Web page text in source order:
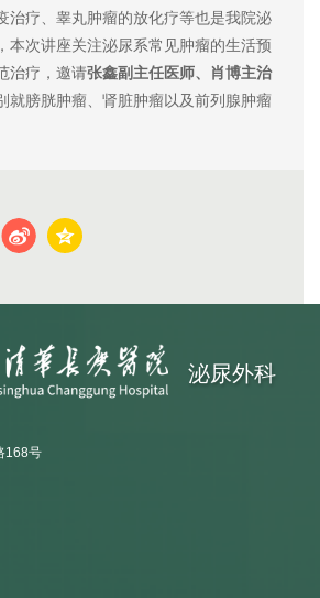
治疗、睾丸肿瘤的放化疗等也是我院泌
本次讲座关注泌尿系常见肿瘤的生活预
治疗，邀请张鑫副主任医师、肖博主治
就膀胱肿瘤、肾脏肿瘤以及前列腺肿瘤
泌尿外科
168号